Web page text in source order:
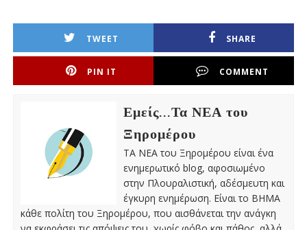
TWEET SHARE
PIN IT COMMENT
Εμείς...Τα ΝΕΑ του
Ξηρομέρου
ΤΑ ΝΕΑ του Ξηρομέρου είναι ένα
ενημερωτικό blog, αφοσιωμένο
στην Πλουραλιστική, αδέσμευτη και
έγκυρη ενημέρωση. Είναι το ΒΗΜΑ
κάθε πολίτη του Ξηρομέρου, που αισθάνεται την ανάγκη